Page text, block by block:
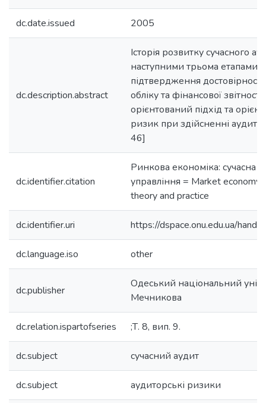
dc.date.issued 2005
dc.description.abstract
Історія розвитку сучасного
наступними трьома етапами:
підтвердження
обліку та фінансової
орієнтований підхід та
ризик при здійсненні
46]
dc.identifier.citation
Ринкова економіка: сучасна
управління = Market
theory and practice
dc.identifier.uri https://dspace.onu.edu.ua/
dc.language.iso other
dc.publisher
Одеський національний
Мечникова
dc.relation.ispartofseries ;Т. 8, вип. 9.
dc.subject сучасний аудит
dc.subject аудиторські ризики